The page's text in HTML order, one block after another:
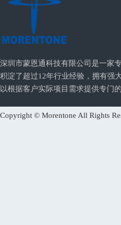
深圳市蒙恩通科技有限公司是一家
积淀了超过12年行业经验，拥有强
以根据客户实际项目需求提供专门
Copyright © Morentone All Rights